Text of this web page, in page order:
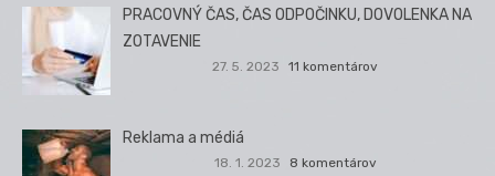
PRACOVNÝ ČAS, ČAS ODPOČINKU, DOVOLENKA NA
ZOTAVENIE
27. 5. 2023 11 komentárov
Reklama a médiá
18. 1. 2023 8 komentárov